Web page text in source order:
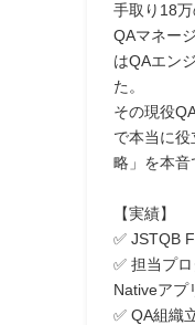
手取り18万
QAマネー
はQAエン
た。
その現役
で本当に
略」を本音
【実績】
✅ JSTQB
✅ 担当プ
Nativeアプ
✅ QA組織